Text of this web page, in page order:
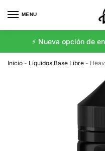
MENU
⚡️ Nueva opción de
Inicio - Líquidos Base Libre -